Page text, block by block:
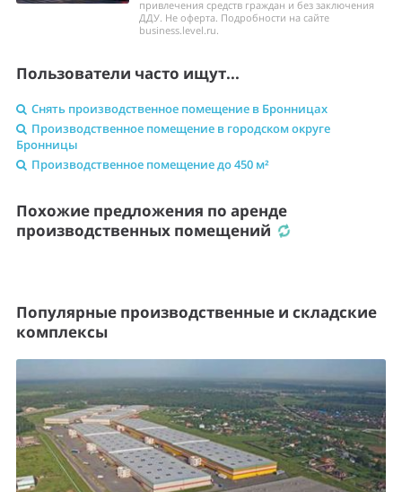
привлечения средств граждан и без заключения
ДДУ. Не оферта. Подробности на сайте
business.level.ru.
Пользователи часто ищут...
Снять производственное помещение в Бронницах
Производственное помещение в городском округе
Бронницы
Производственное помещение до 450 м²
Похожие предложения по аренде
производственных помещений
Популярные производственные и складские
комплексы